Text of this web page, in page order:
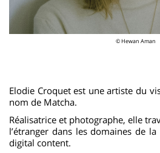
© Hewan Aman
Elodie Croquet est une artiste du
nom de Matcha.
Réalisatrice et photographe, elle
l’étranger dans les domaines de
digital content.